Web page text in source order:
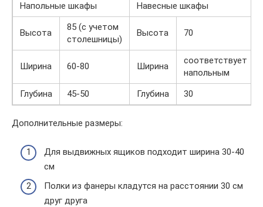
Напольные шкафы Навесные шкафы
Высота
85 (с учетом
столешницы)
Высота 70
Ширина 60-80 Ширина
соответствует
напольным
Глубина
45-50 Глубина 30
Дополнительные размеры:
Для выдвижных ящиков подходит ширина 30-40
см
Полки из фанеры кладутся на расстоянии 30 см
друг друга